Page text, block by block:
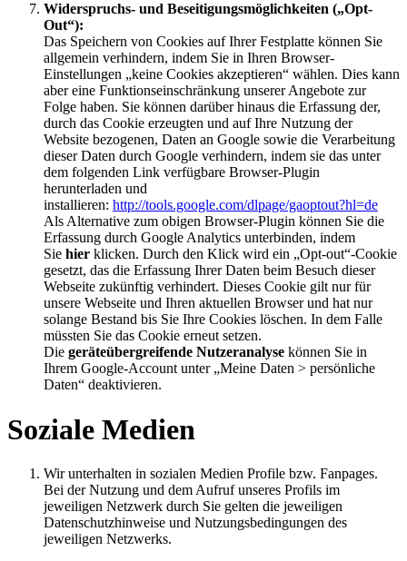
Widerspruchs- und Beseitigungsmöglichkeiten („Opt-
Out“):
Das Speichern von Cookies auf Ihrer Festplatte können Sie
allgemein verhindern, indem Sie in Ihren Browser-
Einstellungen „keine Cookies akzeptieren“ wählen. Dies kann
aber eine Funktionseinschränkung unserer Angebote zur
Folge haben. Sie können darüber hinaus die Erfassung der,
durch das Cookie erzeugten und auf Ihre Nutzung der
Website bezogenen, Daten an Google sowie die Verarbeitung
dieser Daten durch Google verhindern, indem sie das unter
dem folgenden Link verfügbare Browser-Plugin
herunterladen und
installieren: http://tools.google.com/dlpage/gaoptout?hl=de
Als Alternative zum obigen Browser-Plugin können Sie die
Erfassung durch Google Analytics unterbinden, indem
Sie hier klicken. Durch den Klick wird ein „Opt-out“-Cookie
gesetzt, das die Erfassung Ihrer Daten beim Besuch dieser
Webseite zukünftig verhindert. Dieses Cookie gilt nur für
unsere Webseite und Ihren aktuellen Browser und hat nur
solange Bestand bis Sie Ihre Cookies löschen. In dem Falle
müssten Sie das Cookie erneut setzen.
Die geräteübergreifende Nutzeranalyse können Sie in
Ihrem Google-Account unter „Meine Daten > persönliche
Daten“ deaktivieren.
Soziale Medien
Wir unterhalten in sozialen Medien Profile bzw. Fanpages.
Bei der Nutzung und dem Aufruf unseres Profils im
jeweiligen Netzwerk durch Sie gelten die jeweiligen
Datenschutzhinweise und Nutzungsbedingungen des
jeweiligen Netzwerks.